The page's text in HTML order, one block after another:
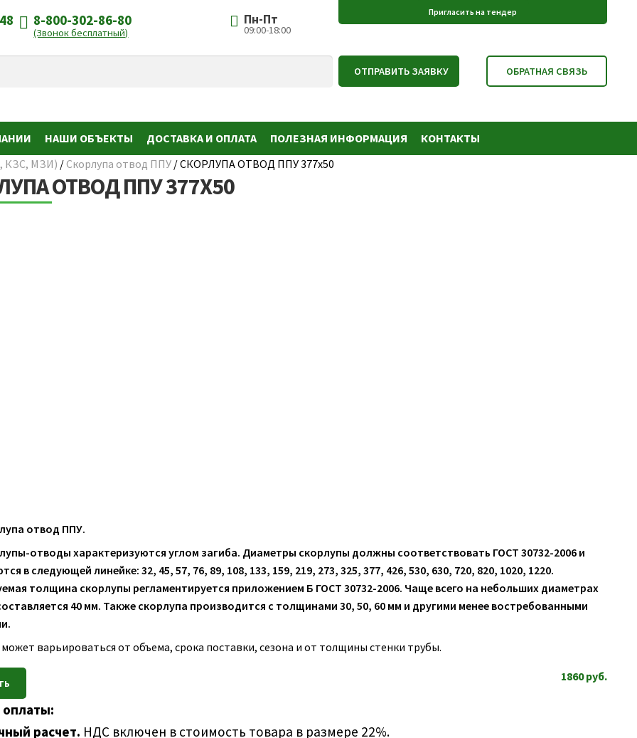
8-800-302-86-80
(Звонок бесплатный)
Пн-Пт
09:00-18:00
НАШИ ОБЪЕКТЫ ДОСТАВКА И ОПЛАТА ПОЛЕЗНАЯ ИНФОРМАЦИЯ
КОНТАКТЫ
КЗС, МЗИ) /Скорлупа отвод ППУ/СКОРЛУПА ОТВОД ППУ 377х50
ОТВОД ППУ 377Х50
отвод ППУ.
отводы характеризуются углом загиба. Диаметры скорлупы должны соответствовать ГОСТ 30732-2006 и
в следующей линейке: 32, 45, 57, 76, 89, 108, 133, 159, 219, 273, 325, 377, 426, 530, 630, 720, 820, 1020, 1220.
толщина скорлупы регламентируется приложением Б ГОСТ 30732-2006. Чаще всего на небольших диаметрах
40 мм. Также скорлупа производится с толщинами 30, 50, 60 мм и другими менее востребованными
варьироваться от объема, срока поставки, сезона и от толщины стенки трубы.
1860руб.
расчет. НДС включен в стоимость товара в размере 22%.